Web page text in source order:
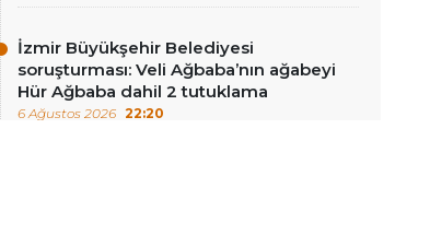
İzmir Büyükşehir Belediyesi
soruşturması: Veli Ağbaba’nın ağabeyi
Hür Ağbaba dahil 2 tutuklama
6 Ağustos 2026 22:20